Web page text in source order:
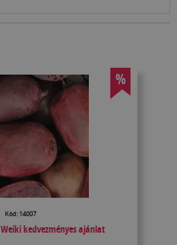
%
Kód: 14007
kedvezményes ajánlat